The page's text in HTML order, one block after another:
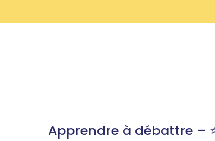
Apprendre à débattre –